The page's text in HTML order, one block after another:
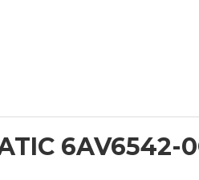
6AV6542-